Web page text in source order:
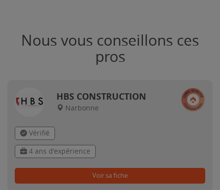
Nous vous conseillons ces
pros
HBS CONSTRUCTION
Narbonne
Vérifié
4 ans d'expérience
Voir sa fiche